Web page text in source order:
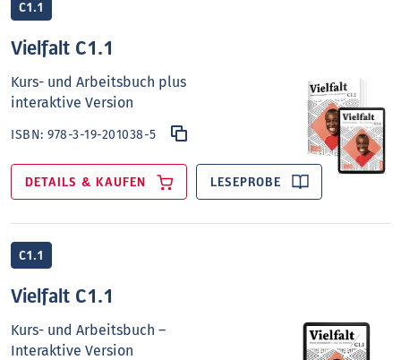
C1.1
Vielfalt C1.1
Kurs- und Arbeitsbuch plus
interaktive Version
ISBN:978-3-19-201038-5
DETAILS & KAUFEN LESEPROBE
C1.1
Vielfalt C1.1
Kurs- und Arbeitsbuch –
Interaktive Version